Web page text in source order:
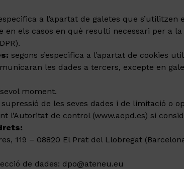
a l’apartat de galetes que
en els casos en què resulti necessari per a
segons s’especifica a l’apartat de cookies
les dades a tercers, excepte en
moment.
de les seves dades i de limitació o
l’Autoritat de control (www.aepd.es) si
119 – 08820 El Prat del Llobregat
de dades: dpo@ateneu.eu